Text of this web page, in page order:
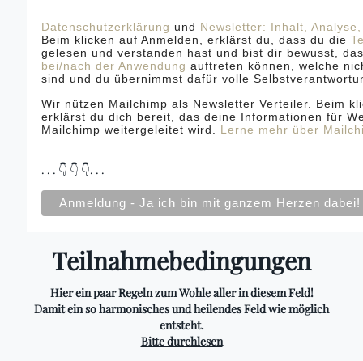
Datenschutzerklärung und Newsletter: Inhalt,
Beim klicken auf Anmelden, erklärst du, dass du die
gelesen und verstanden hast und bist dir bewusst,
bei/nach der Anwendung auftreten können, welche
sind und du übernimmst dafür volle
Wir nützen Mailchimp als Newsletter Verteiler. Beim
erklärst du dich bereit, das deine Informationen für
Mailchimp weitergeleitet wird. Lerne mehr über
. . . 👇 👇 👇. . .
Teilnahmebedingungen
Hier ein paar Regeln zum Wohle aller in diesem Feld!
Damit ein so harmonisches und heilendes Feld wie möglich
entsteht.
Bitte durchlesen